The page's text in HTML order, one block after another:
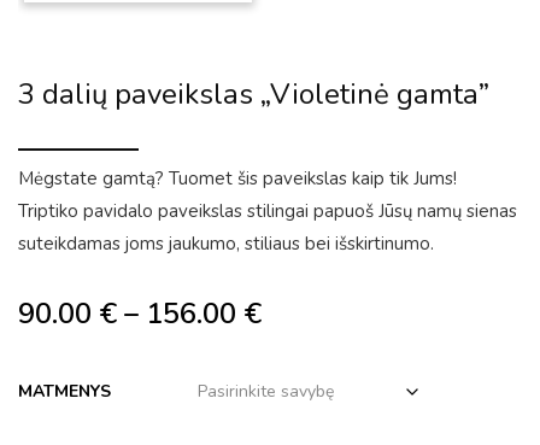
3 dalių paveikslas „Violetinė gamta”
Mėgstate gamtą? Tuomet šis paveikslas kaip tik Jums!
Triptiko pavidalo paveikslas stilingai papuoš Jūsų namų sienas
suteikdamas joms jaukumo, stiliaus bei išskirtinumo.
90.00 €– 156.00 €
MATMENYS